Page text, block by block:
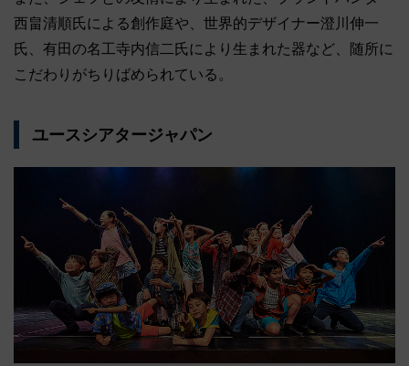
西畠清順氏による創作庭や、世界的デザイナー澄川伸一
氏、有田の名工寺内信二氏により生まれた器など、随所に
こだわりがちりばめられている。
ユースシアタージャパン